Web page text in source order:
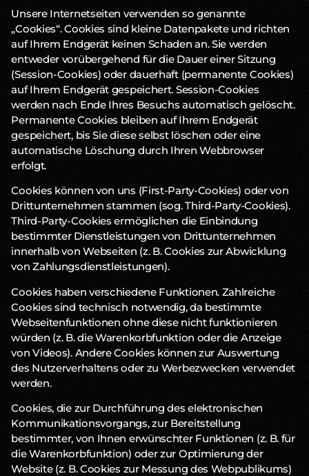
Unsere Internetseiten verwenden so genannte
„Cookies“. Cookies sind kleine Datenpakete und richten
auf Ihrem Endgerät keinen Schaden an. Sie werden
entweder vorübergehend für die Dauer einer Sitzung
(Session-Cookies) oder dauerhaft (permanente Cookies)
auf Ihrem Endgerät gespeichert. Session-Cookies
werden nach Ende Ihres Besuchs automatisch gelöscht.
Permanente Cookies bleiben auf Ihrem Endgerät
gespeichert, bis Sie diese selbst löschen oder eine
automatische Löschung durch Ihren Webbrowser
erfolgt.
Cookies können von uns (First-Party-Cookies) oder von
Drittunternehmen stammen (sog. Third-Party-Cookies).
Third-Party-Cookies ermöglichen die Einbindung
bestimmter Dienstleistungen von Drittunternehmen
innerhalb von Webseiten (z. B. Cookies zur Abwicklung
von Zahlungsdienstleistungen).
Cookies haben verschiedene Funktionen. Zahlreiche
Cookies sind technisch notwendig, da bestimmte
Webseitenfunktionen ohne diese nicht funktionieren
würden (z. B. die Warenkorbfunktion oder die Anzeige
von Videos). Andere Cookies können zur Auswertung
des Nutzerverhaltens oder zu Werbezwecken verwendet
werden.
Cookies, die zur Durchführung des elektronischen
Kommunikationsvorgangs, zur Bereitstellung
bestimmter, von Ihnen erwünschter Funktionen (z. B. für
die Warenkorbfunktion) oder zur Optimierung der
Website (z. B. Cookies zur Messung des Webpublikums)